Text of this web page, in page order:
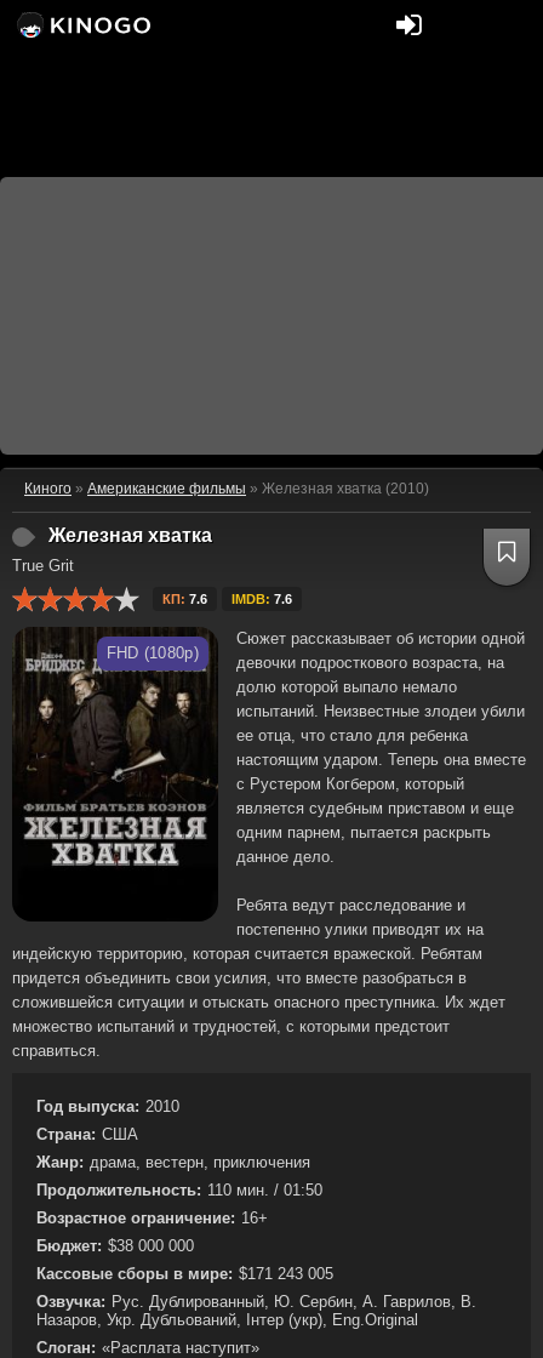
Киного » Американские фильмы » Железная хватка (2010)
Железная хватка
True Grit
КП: 7.6 IMDB: 7.6
FHD (1080p)
Сюжет рассказывает об истории одной
девочки подросткового возраста, на
долю которой выпало немало
испытаний. Неизвестные злодеи убили
ее отца, что стало для ребенка
настоящим ударом. Теперь она вместе
с Рустером Когбером, который
является судебным приставом и еще
одним парнем, пытается раскрыть
данное дело.
Ребята ведут расследование и
постепенно улики приводят их на
индейскую территорию, которая считается вражеской. Ребятам
придется объединить свои усилия, что вместе разобраться в
сложившейся ситуации и отыскать опасного преступника. Их ждет
множество испытаний и трудностей, с которыми предстоит
справиться.
Год выпуска: 2010
Страна: США
Жанр: драма, вестерн, приключения
Продолжительность: 110 мин. / 01:50
Возрастное ограничение: 16+
Бюджет: $38 000 000
Кассовые сборы в мире: $171 243 005
Озвучка: Рус. Дублированный, Ю. Сербин, А. Гаврилов, В.
Назаров, Укр. Дубльований, Інтер (укр), Eng.Original
Слоган: «Расплата наступит»